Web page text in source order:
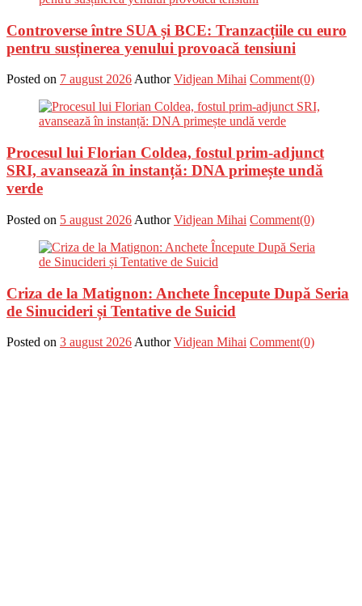
Controverse între SUA și BCE: Tranzacțiile cu euro
pentru susținerea yenului provoacă tensiuni
Posted on 7 august 2026Author Vidjean Mihai Comment(0)
Procesul lui Florian Coldea, fostul prim-adjunct
SRI, avansează în instanță: DNA primește undă
verde
Posted on 5 august 2026 Author Vidjean Mihai Comment(0)
Criza de la Matignon: Anchete Începute După Seria
de Sinucideri și Tentative de Suicid
Posted on 3 august 2026 Author Vidjean Mihai Comment(0)